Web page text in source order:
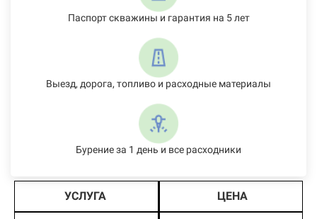
Паспорт скважины и гарантия на 5 лет
Выезд, дорога, топливо и расходные материалы
Бурение за 1 день и все расходники
УСЛУГА ЦЕНА